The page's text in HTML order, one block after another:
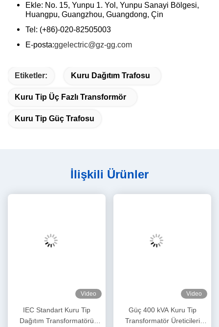
Ekle: No. 15, Yunpu 1. Yol, Yunpu Sanayi Bölgesi,
Huangpu, Guangzhou, Guangdong, Çin
Tel: (+86)-020-82505003
E-posta:ggelectric@gz-gg.com
Etiketler: Kuru Dağıtım Trafosu
Kuru Tip Üç Fazlı Transformör
Kuru Tip Güç Trafosu
İlişkili Ürünler
Video
IEC Standart Kuru Tip
Dağıtım Transformatörü
Video
Güç 400 kVA Kuru Tip
Transformatör Üreticileri